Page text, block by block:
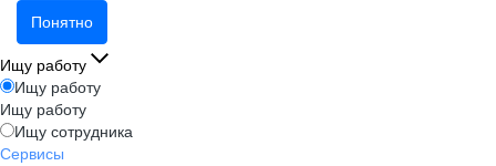
Понятно
Ищу работу
Ищу работу
Ищу работу
Ищу сотрудника
Сервисы